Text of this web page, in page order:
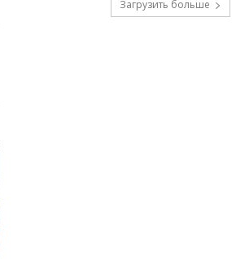
Загрузить больше